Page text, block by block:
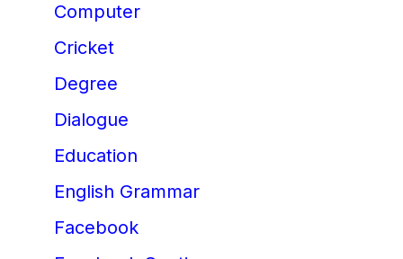
Computer
Cricket
Degree
Dialogue
Education
English Grammar
Facebook